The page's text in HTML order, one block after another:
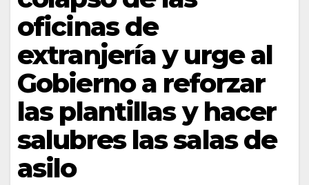
oficinas de
extranjería y urge al
Gobierno a reforzar
las plantillas y hacer
salubres las salas de
asilo